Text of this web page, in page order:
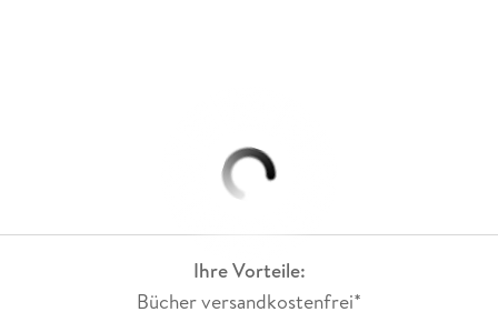
Ihre Vorteile:
Bücher versandkostenfrei*